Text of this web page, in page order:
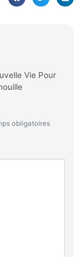
Vie Pour
obligatoires